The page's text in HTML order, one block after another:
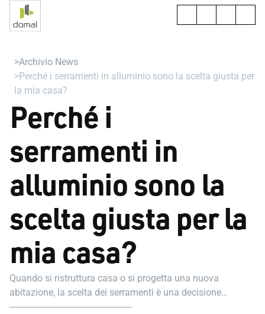
Archivio News
Perché i serramenti in alluminio sono la scelta giusta per
la mia casa?
Perché i
serramenti in
alluminio sono la
scelta giusta per la
mia casa?
Quando si ristruttura casa o si progetta una nuova
abitazione, la scelta dei serramenti è una decisione
fondamentale, che incide sul comfort, sull’efficienza